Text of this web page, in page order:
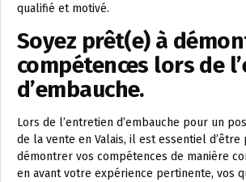
qualifié et motivé.
Soyez prêt(e) à
compétences lors de
d’embauche.
Lors de l’entretien d’embauche pour un
de la vente en Valais, il est essentiel d’être
démontrer vos compétences de manière
en avant votre expérience pertinente, vos